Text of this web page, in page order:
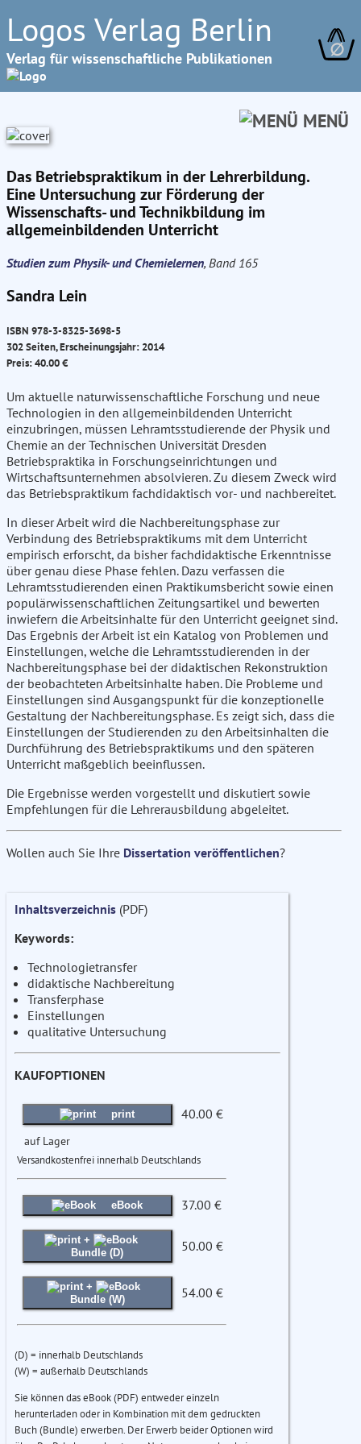
Logos Verlag Berlin
Verlag für wissenschaftliche Publikationen ∅
MENÜ
Das Betriebspraktikum in der Lehrerbildung.
Eine Untersuchung zur Förderung der
Wissenschafts- und Technikbildung im
allgemeinbildenden Unterricht
Studien zum Physik- und Chemielernen, Band 165
Sandra Lein
ISBN 978-3-8325-3698-5
302 Seiten, Erscheinungsjahr: 2014
Preis: 40.00 €
Um aktuelle naturwissenschaftliche Forschung und neue
Technologien in den allgemeinbildenden Unterricht
einzubringen, müssen Lehramtsstudierende der Physik und
Chemie an der Technischen Universität Dresden
Betriebspraktika in Forschungseinrichtungen und
Wirtschaftsunternehmen absolvieren. Zu diesem Zweck wird
das Betriebspraktikum fachdidaktisch vor- und nachbereitet.
In dieser Arbeit wird die Nachbereitungsphase zur
Verbindung des Betriebspraktikums mit dem Unterricht
empirisch erforscht, da bisher fachdidaktische Erkenntnisse
über genau diese Phase fehlen. Dazu verfassen die
Lehramtsstudierenden einen Praktikumsbericht sowie einen
populärwissenschaftlichen Zeitungsartikel und bewerten
inwiefern die Arbeitsinhalte für den Unterricht geeignet sind.
Das Ergebnis der Arbeit ist ein Katalog von Problemen und
Einstellungen, welche die Lehramtsstudierenden in der
Nachbereitungsphase bei der didaktischen Rekonstruktion
der beobachteten Arbeitsinhalte haben. Die Probleme und
Einstellungen sind Ausgangspunkt für die konzeptionelle
Gestaltung der Nachbereitungsphase. Es zeigt sich, dass die
Einstellungen der Studierenden zu den Arbeitsinhalten die
Durchführung des Betriebspraktikums und den späteren
Unterricht maßgeblich beeinflussen.
Die Ergebnisse werden vorgestellt und diskutiert sowie
Empfehlungen für die Lehrerausbildung abgeleitet.
Wollen auch Sie Ihre Dissertation veröffentlichen?
Inhaltsverzeichnis (PDF)
Keywords:
Technologietransfer
didaktische Nachbereitung
Transferphase
Einstellungen
qualitative Untersuchung
KAUFOPTIONEN
print 40.00 €
auf Lager
Versandkostenfrei innerhalb Deutschlands
eBook 37.00 €
+
Bundle (D)
50.00 €
+
Bundle (W)
54.00 €
(D) = innerhalb Deutschlands
(W) = außerhalb Deutschlands
Sie können das eBook (PDF) entweder einzeln
herunterladen oder in Kombination mit dem gedruckten
Buch (Bundle) erwerben. Der Erwerb beider Optionen wird